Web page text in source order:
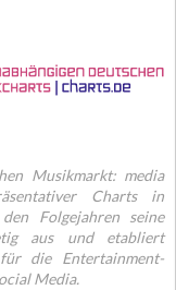
Musikmarkt: media
Charts in
Folgejahren seine
aus und etabliert
die Entertainment-
Media.